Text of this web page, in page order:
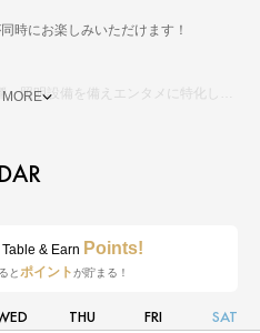
時にお楽しみいただけます！
、照明設備を備えエンタメに特化した
からブランニューまでトレンドの
MORE
& Earn Points!
と ポイント が貯まる！
THU FRI SAT